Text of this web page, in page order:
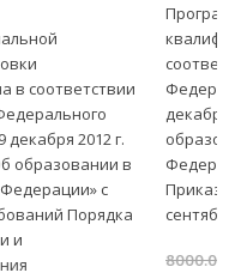
и
профиля,
лиц,
их
на объектах
в которых могут
находиться
и более человек, объектах
отнесенных к
повышенной
повышения
разработана в
с нормами
закона от 29
2012 г. №273-ФЗ «Об
в Российской
на основании
МЧС России от 5
2021…
Первоначальная